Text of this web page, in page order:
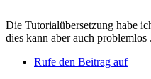
Die Tutorialübersetzung habe
dies kann aber auch problemlos
Rufe den Beitrag auf